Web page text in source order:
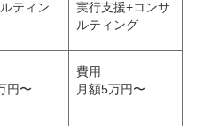
ティン
実行支援+コンサ
ルティング
円〜
費用
月額5万円〜